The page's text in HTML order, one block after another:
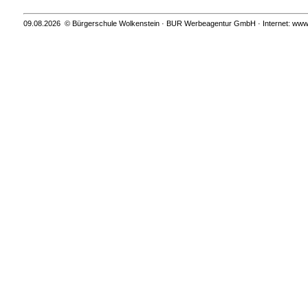
09.08.2026 © Bürgerschule Wolkenstein · BUR Werbeagentur GmbH · Internet: